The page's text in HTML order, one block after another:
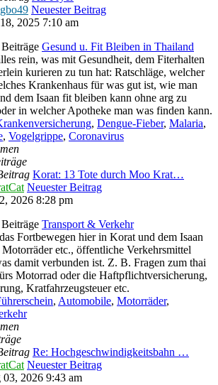
Neuester Beitrag
2025 7:10 am
Gesund u. Fit Bleiben in Thailand
rein, was mit Gesundheit, dem Fiterhalten
kurieren zu tun hat: Ratschläge, welcher
Krankenhaus für was gut ist, wie man
dem Isaan fit bleiben kann ohne arg zu
in welcher Apotheke man was finden kann.
, Dengue-Fieber, Malaria,
, Vogelgrippe, Coronavirus
Korat: 13 Tote durch Moo Krat…
Neuester Beitrag
2026 8:28 pm
Transport & Verkehr
Fortbewegen hier in Korat und dem Isaan
etc., öffentliche Verkehrsmittel
damit verbunden ist. Z. B. Fragen zum thai
Motorrad oder die Haftpflichtversicherung,
Kratfahrzeugsteuer etc.
, Automobile, Motorräder,
Re: Hochgeschwindigkeitsbahn …
Neuester Beitrag
2026 9:43 am